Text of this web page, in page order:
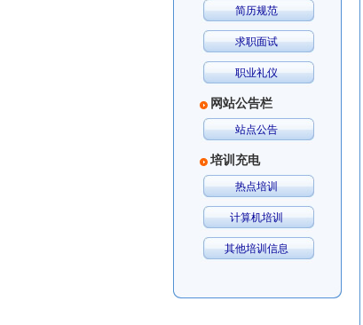
简历规范
求职面试
职业礼仪
网站公告栏
站点公告
培训充电
热点培训
计算机培训
其他培训信息